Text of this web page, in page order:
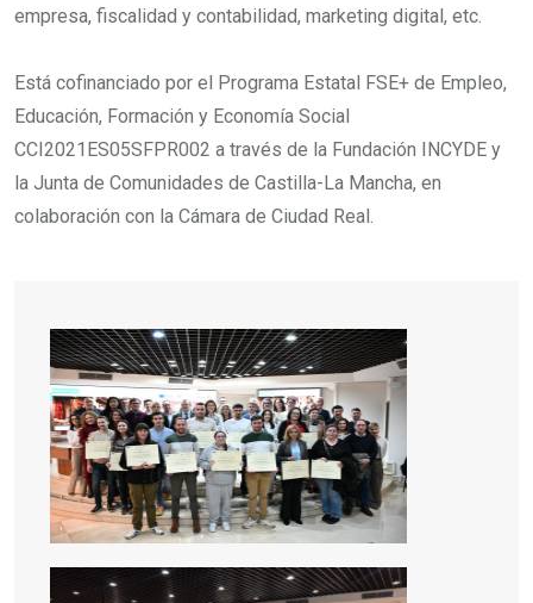
empresa, fiscalidad y contabilidad, marketing digital, etc.
Está cofinanciado por el Programa Estatal FSE+ de Empleo,
Educación, Formación y Economía Social
CCI2021ES05SFPR002 a través de la Fundación INCYDE y
la Junta de Comunidades de Castilla-La Mancha, en
colaboración con la Cámara de Ciudad Real.